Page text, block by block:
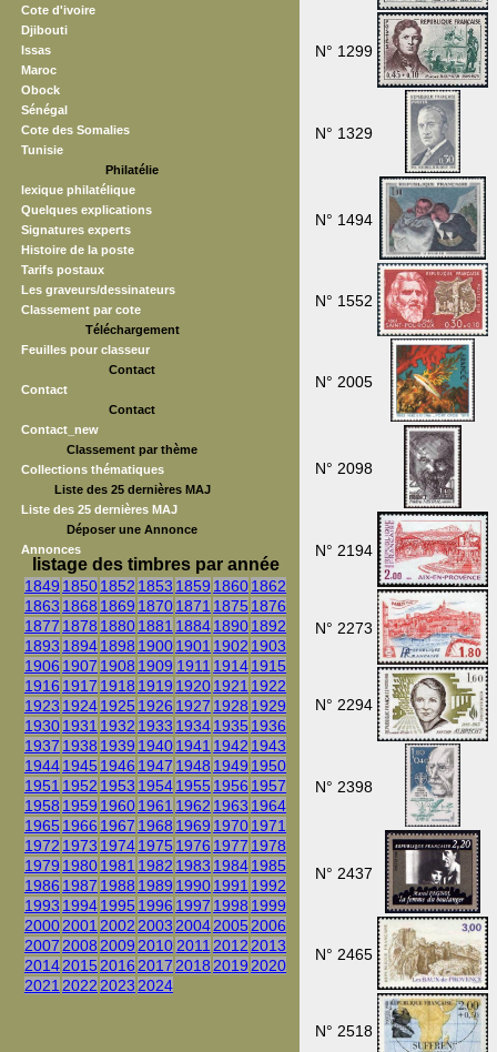
Cote d'ivoire
Djibouti
Issas
Maroc
Obock
Sénégal
Cote des Somalies
Tunisie
Philatélie
lexique philatélique
Quelques explications
Signatures experts
Histoire de la poste
Tarifs postaux
Les graveurs/dessinateurs
Classement par cote
Téléchargement
Feuilles pour classeur
Contact
Contact
Contact
Contact_new
Classement par thème
Collections thématiques
Liste des 25 dernières MAJ
Liste des 25 dernières MAJ
Déposer une Annonce
Annonces
listage des timbres par année
1849 18501852 1853 1859 18601862
1863 1868 1869 18701871 1875 1876
1877 1878 18801881 188418901892
1893 18941898 19001901 1902 1903
1906 1907 1908 1909 1911 19141915
1916 1917 1918 1919 19201921 1922
1923 19241925 1926 1927 1928 1929
19301931 1932 1933 19341935 1936
1937 1938 1939 19401941 1942 1943
19441945 1946 1947 1948 1949 1950
1951 1952 1953 19541955 1956 1957
1958 1959 19601961 1962 1963 1964
1965 1966 1967 1968 1969 19701971
1972 1973 19741975 1976 1977 1978
1979 19801981 1982 1983 19841985
1986 1987 1988 1989 19901991 1992
1993 19941995 1996 1997 1998 1999
2000200120022003200420052006
2007200820092010201120122013
2014201520162017201820192020
2021202220232024
N° 1299
N° 1329
N° 1494
N° 1552
N° 2005
N° 2098
N° 2194
N° 2273
N° 2294
N° 2398
N° 2437
N° 2465
N° 2518